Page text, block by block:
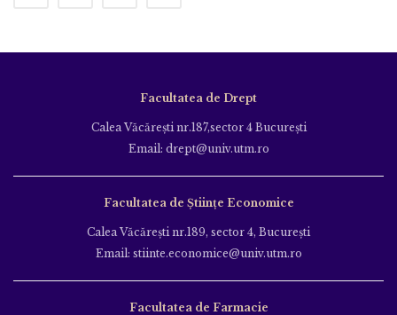
Facultatea de Drept
Calea Văcăreşti nr.187,sector 4 Bucureşti
Email: drept@univ.utm.ro
Facultatea de Științe Economice
Calea Văcăreşti nr.189, sector 4, Bucureşti
Email: stiinte.economice@univ.utm.ro
Facultatea de Farmacie